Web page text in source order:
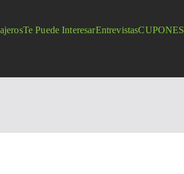
Te Puede InteresarEntrevistasCUPONES